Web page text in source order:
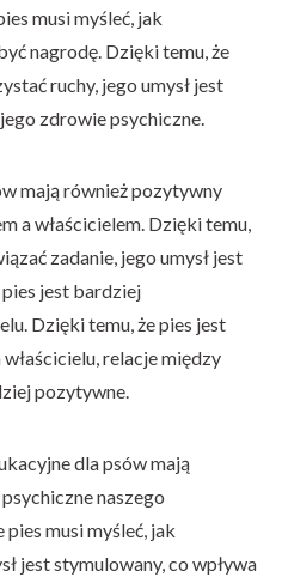
musi myśleć, jak
nagrodę. Dzięki temu, że
ruchy, jego umysł jest
zdrowie psychiczne.
mają również pozytywny
a właścicielem. Dzięki temu,
zadanie, jego umysł jest
jest bardziej
Dzięki temu, że pies jest
relacje między
pozytywne.
dla psów mają
naszego
musi myśleć, jak
jest stymulowany, co wpływa